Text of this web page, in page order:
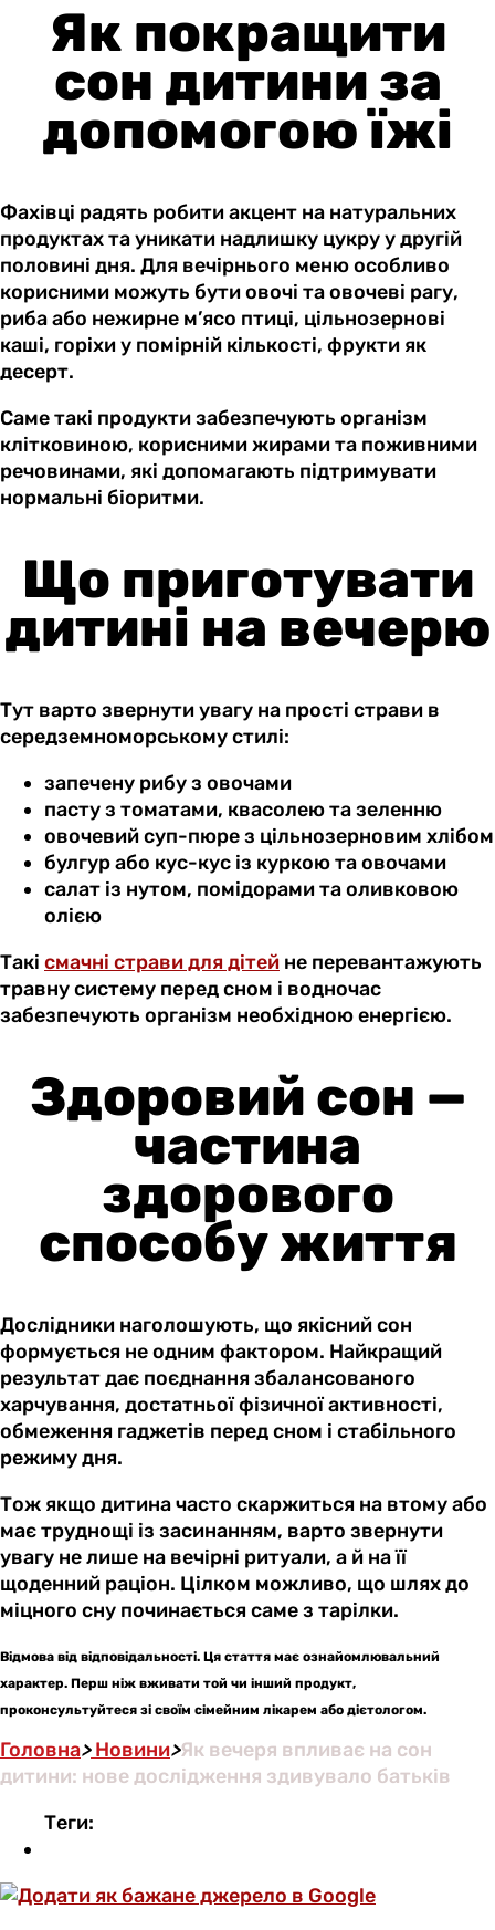
Як покращити
сон дитини за
допомогою їжі
Фахівці радять робити акцент на натуральних
продуктах та уникати надлишку цукру у другій
половині дня. Для вечірнього меню особливо
корисними можуть бути овочі та овочеві рагу,
риба або нежирне м’ясо птиці, цільнозернові
каші, горіхи у помірній кількості, фрукти як
десерт.
Саме такі продукти забезпечують організм
клітковиною, корисними жирами та поживними
речовинами, які допомагають підтримувати
нормальні біоритми.
Що приготувати
дитині на вечерю
Тут варто звернути увагу на прості страви в
середземноморському стилі:
запечену рибу з овочами
пасту з томатами, квасолею та зеленню
овочевий суп-пюре з цільнозерновим хлібом
булгур або кус-кус із куркою та овочами
салат із нутом, помідорами та оливковою
олією
Такі смачні страви для дітей не перевантажують
травну систему перед сном і водночас
забезпечують організм необхідною енергією.
Здоровий сон —
частина
здорового
способу життя
Дослідники наголошують, що якісний сон
формується не одним фактором. Найкращий
результат дає поєднання збалансованого
харчування, достатньої фізичної активності,
обмеження гаджетів перед сном і стабільного
режиму дня.
Тож якщо дитина часто скаржиться на втому або
має труднощі із засинанням, варто звернути
увагу не лише на вечірні ритуали, а й на її
щоденний раціон. Цілком можливо, що шлях до
міцного сну починається саме з тарілки.
Відмова від відповідальності. Ця стаття має ознайомлювальний
характер. Перш ніж вживати той чи інший продукт,
проконсультуйтеся зі своїм сімейним лікарем або дієтологом.
Головна>Новини>Як вечеря впливає на сон
дитини: нове дослідження здивувало батьків
Теги: